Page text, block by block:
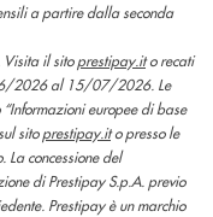
a partire dalla seconda
il sitoprestipay.ito recati
2026 al 15/07/2026. Le
europee di base
sitoprestipay.ito presso le
La concessione del
di Prestipay S.p.A. previo
Prestipay è un marchio